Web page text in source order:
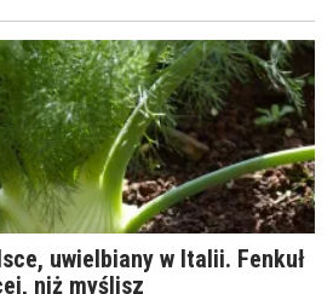
uwielbiany w Italii. Fenkuł
niż myślisz